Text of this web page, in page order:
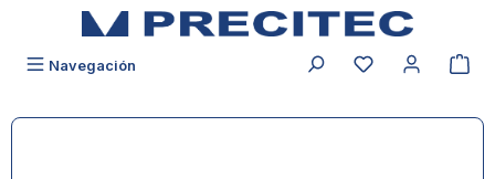
Navegación Tiene 0